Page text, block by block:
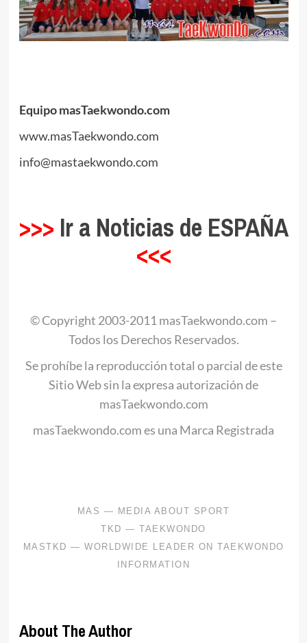
Equipo masTaekwondo.com
www.masTaekwondo.com
info@mastaekwondo.com
>>> Ir a Noticias de ESPAÑA
<<<
© Copyright 2003-2011 masTaekwondo.com –
Todos los Derechos Reservados.
Se prohíbe la reproducción total o parcial de este
Sitio Web sin la expresa autorización de
masTaekwondo.com
masTaekwondo.com es una Marca Registrada
About The Author